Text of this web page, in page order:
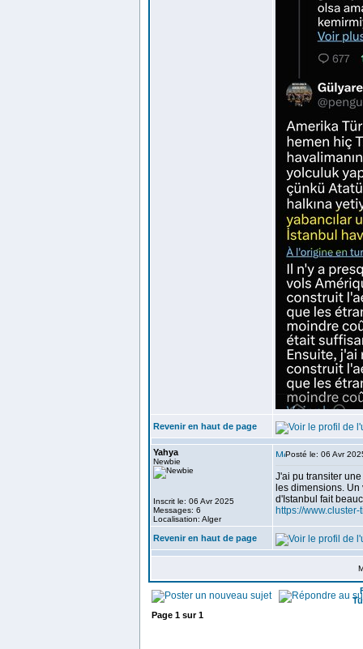
Revenir en haut de page
Yahya
Newbie
Inscrit le: 06 Avr 2025
Messages: 6
Localisation: Alger
Posté le: 06 Avr
J'ai pu transiter
les dimensions.
d'Istanbul fait
https://
Revenir en haut de page
Page 1 sur1